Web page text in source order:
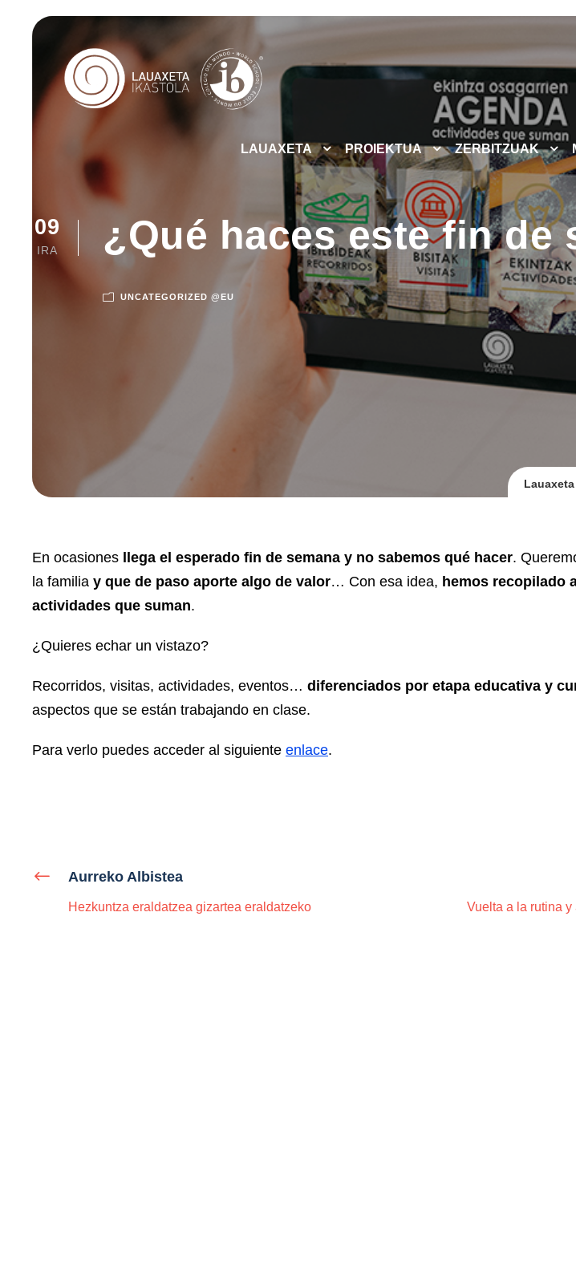
LAUAXETA PROIEKTUA ZERBITZUAK
09
IRA ¿Qué haces este fin de
UNCATEGORIZED @EU
En ocasiones llega el esperado fin de semana y no sabemos qué hacer.
la familia y que de paso aporte algo de valor… Con esa idea, hemos recopilado
actividades que suman.
¿Quieres echar un vistazo?
Recorridos, visitas, actividades, eventos… diferenciados por etapa educativa y
aspectos que se están trabajando en clase.
Para verlo puedes acceder al siguiente enlace.
Aurreko Albistea
Hezkuntza eraldatzea gizartea eraldatzeko Vuelta a la rutina